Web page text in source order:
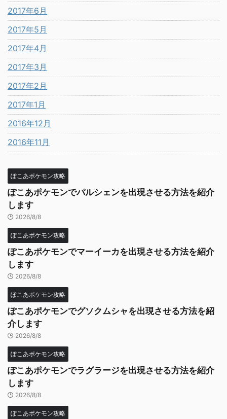
2017年6月
2017年5月
2017年4月
2017年3月
2017年2月
2017年1月
2016年12月
2016年11月
ぽこあポケモン攻略
ぽこあポケモンでパルシェンを出現させる方法を紹介
します
2026/8/8
ぽこあポケモン攻略
ぽこあポケモンでマーイーカを出現させる方法を紹介
します
2026/8/8
ぽこあポケモン攻略
ぽこあポケモンでグソクムシャを出現させる方法を紹
介します
2026/8/8
ぽこあポケモン攻略
ぽこあポケモンでラグラージを出現させる方法を紹介
します
2026/8/8
ぽこあポケモン攻略